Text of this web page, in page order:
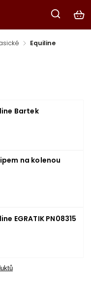
/ Equiline
Bartek
na kolenou
EGRATIK PN08315